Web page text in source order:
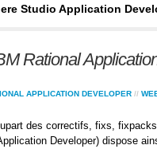
Studio Application
APPLICATION DEVELOPER //
Rational
des correctifs, fixs,
Developer) dispose